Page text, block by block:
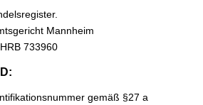
Mannheim
733960
gemäß §27 a